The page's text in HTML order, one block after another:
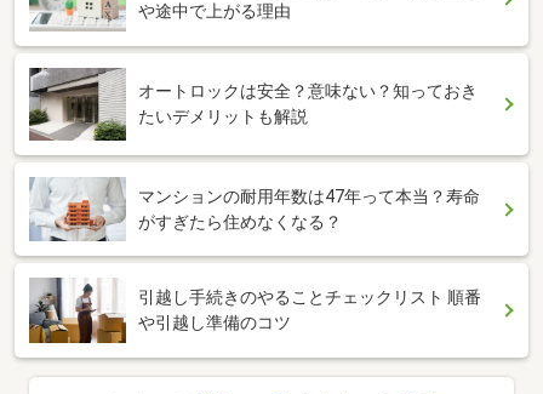
や途中で上がる理由
オートロックは安全？意味ない？知っておき
たいデメリットも解説
マンションの耐用年数は47年って本当？寿命
がすぎたら住めなくなる？
引越し手続きのやることチェックリスト 順番
や引越し準備のコツ